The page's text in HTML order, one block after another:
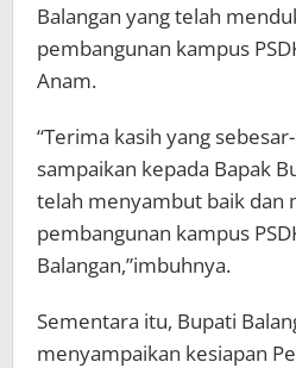
Balangan yang telah
pembangunan kampus
Anam.
“Terima kasih yang
sampaikan kepada Bapak
telah menyambut baik dan
pembangunan kampus
Balangan,”imbuhnya.
Sementara itu, Bupati
menyampaikan kesiapan